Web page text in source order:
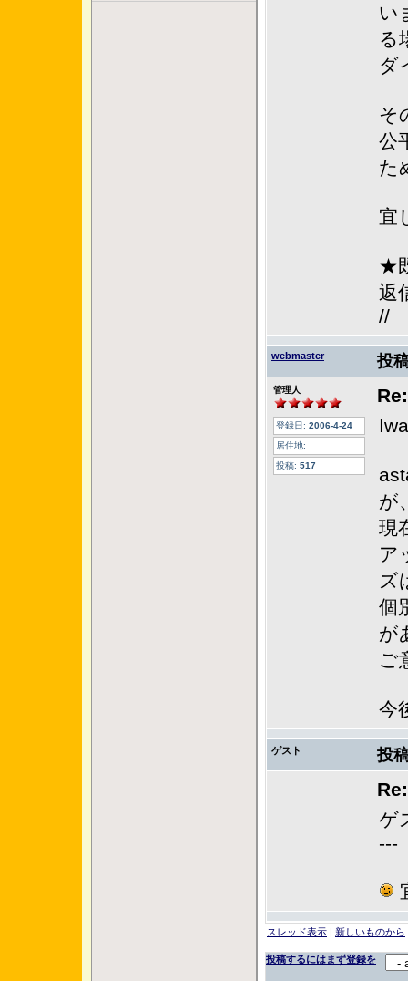
い
る
ダ
そ
公
た
宜
★
返
//
webmaster 投
管理人
登録日: 2006-4-24
居住地:
投稿: 517
が
現
ア
ズ
個
が
ご
今
ゲスト 投
ゲ
---
スレッド表示 | 新しいものから
投稿するにはまず登録を